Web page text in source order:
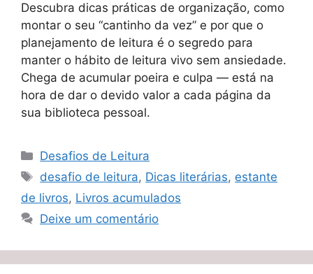
Descubra dicas práticas de organização, como
montar o seu “cantinho da vez” e por que o
planejamento de leitura é o segredo para
manter o hábito de leitura vivo sem ansiedade.
Chega de acumular poeira e culpa — está na
hora de dar o devido valor a cada página da
sua biblioteca pessoal.
Categorias
Desafios de Leitura
Tags
desafio de leitura, Dicas literárias, estante
de livros, Livros acumulados
Deixe um comentário